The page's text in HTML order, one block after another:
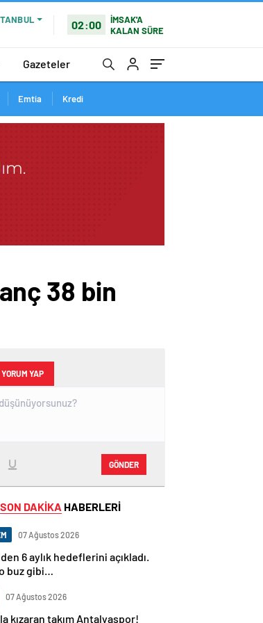
02:00
İMSAK'A
KALAN SÜRE
Gazeteler
Emtia Kredi
38 bin
YAP
GÖNDER
SON DAKİKA HABERLERİ
07 Ağustos 2026
6 aylık hedeflerini açıkladı.
buz gibi…
07 Ağustos 2026
kızaran takım Antalyaspor!